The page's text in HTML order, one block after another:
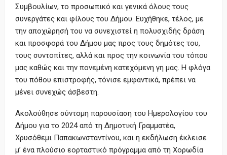
Συμβουλίων, το προσωπικό και γενικά όλους τους
συνεργάτες και φίλους του Δήμου. Ευχήθηκε, τέλος, με
την αποχώρησή του να συνεχιστεί η πολυσχιδής δράση
και προσφορά του Δήμου μας προς τους δημότες του,
τους συντοπίτες, αλλά και προς την κοινωνία του τόπου
μας καθώς και την πονεμένη κατεχόμενη γη μας. Η φλόγα
του πόθου επιστροφής, τόνισε εμφαντικά, πρέπει να
μένει συνεχώς άσβεστη.
Ακολούθησε σύντομη παρουσίαση του Ημερολογίου του
Δήμου για το 2024 από τη Δημοτική Γραμματέα,
Χρυσόθεμι Παπακωνσταντίνου, και η εκδήλωση έκλεισε
μ’ ένα πλούσιο εορταστικό πρόγραμμα από τη Χορωδία